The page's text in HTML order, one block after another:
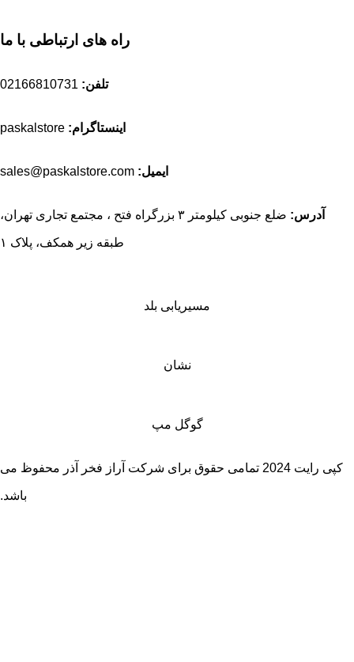
راه های ارتباطی با ما
تلفن: 02166810731
اینستاگرام: paskalstore
ایمیل: sales@paskalstore.com
آدرس: ضلع جنوبی کیلومتر ۳ بزرگراه فتح ، مجتمع تجاری تهران،
طبقه زیر همکف، پلاک ۱
مسیریابی بلد
نشان
گوگل مپ
کپی رایت 2024 تمامی حقوق برای شرکت آراز فخر آذر محفوظ می
باشد.